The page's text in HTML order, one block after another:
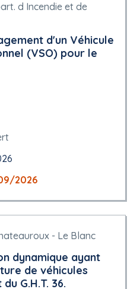
d Incendie et de
d'un Véhicule
(VSO) pour le
2026
- Le Blanc
dynamique ayant
de véhicules
G.H.T. 36.